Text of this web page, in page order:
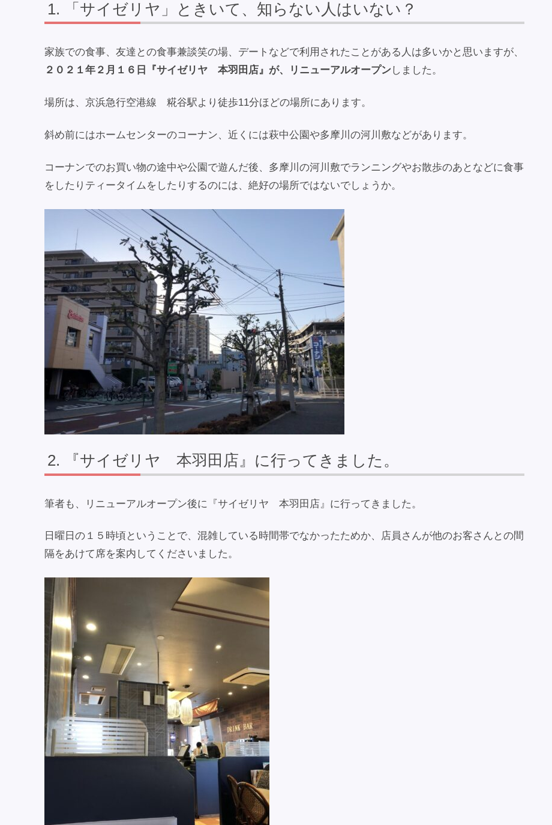
「サイゼリヤ」ときいて、知らない人はいない？
家族での食事、友達との食事兼談笑の場、デートなどで利用されたことがある人は多いかと思いますが、
２０２１年２月１６日『サイゼリヤ 本羽田店』が、リニューアルオープンしました。
場所は、京浜急行空港線 糀谷駅より徒歩11分ほどの場所にあります。
斜め前にはホームセンターのコーナン、近くには萩中公園や多摩川の河川敷などがあります。
コーナンでのお買い物の途中や公園で遊んだ後、多摩川の河川敷でランニングやお散歩のあとなどに食事
をしたりティータイムをしたりするのには、絶好の場所ではないでしょうか。
『サイゼリヤ 本羽田店』に行ってきました。
筆者も、リニューアルオープン後に『サイゼリヤ 本羽田店』に行ってきました。
日曜日の１５時頃ということで、混雑している時間帯でなかったためか、店員さんが他のお客さんとの間
隔をあけて席を案内してくださいました。